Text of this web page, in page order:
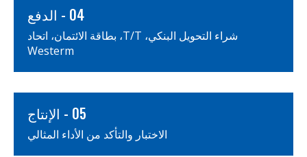
04 - الدفع
شراء التحويل البنكي، T/T، بطاقة الائتمان، اتحاد
Westerm
05 - الإنتاج
الاختبار والتأكد من الأداء المثالي